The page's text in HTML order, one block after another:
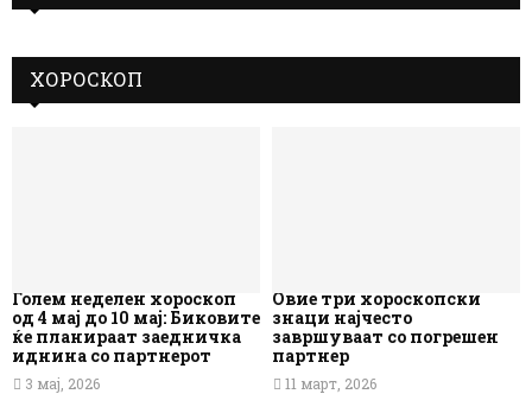
ХОРОСКОП
Голем неделен хороскоп
од 4 мај до 10 мај: Биковите
ќе планираат заедничка
иднина со партнерот
3 мај, 2026
Овие три хороскопски
знаци најчесто
завршуваат со погрешен
партнер
11 март, 2026